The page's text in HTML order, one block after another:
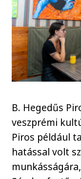
B. Hegedűs
veszprémi
Piros például
hatással volt